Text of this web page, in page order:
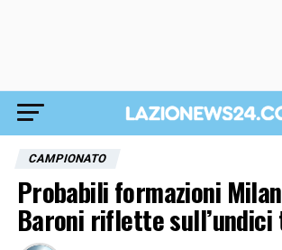
CAMPIONATO
Probabili formazioni
Baroni riflette